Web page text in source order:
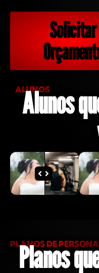
Solicitar
ALUNOS
Alunos
PLANOS DE
Planos